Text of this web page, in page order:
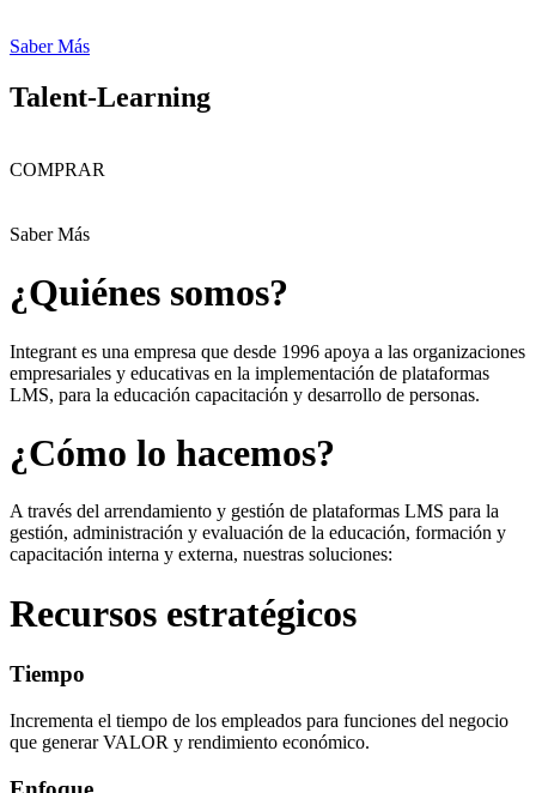
Saber Más
Talent-Learning
COMPRAR
Saber Más
¿Quiénes somos?
Integrant es una empresa que desde 1996 apoya a las organizaciones
empresariales y educativas en la implementación de plataformas
LMS, para la educación capacitación y desarrollo de personas.
¿Cómo lo hacemos?
A través del arrendamiento y gestión de plataformas LMS para la
gestión, administración y evaluación de la educación, formación y
capacitación interna y externa, nuestras soluciones:
Recursos estratégicos
Tiempo
Incrementa el tiempo de los empleados para funciones del negocio
que generar VALOR y rendimiento económico.